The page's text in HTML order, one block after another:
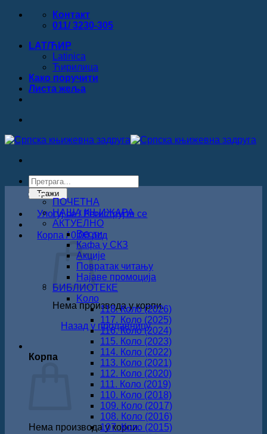
Прескочи
Контакт
011/ 3230-305
LAT/ЋИР
Latinica
Ћирилица
Како поручити
Листa жеља
Products
search
Тражи
Улогуј се / Региструјте се
Корпа /0.00рсд
Нема производа у корпи.
Назад у продавницу
Корпа
Нема производа у корпи.
ПОЧЕТНА
НАША КЊИЖАРА
АКТУЕЛНО
Вести
Кафа у СКЗ
Акције
Повратак читању
Најаве промоција
БИБЛИОТЕКЕ
Koло
118. Коло (2026)
117. Коло (2025)
116. Коло (2024)
115. Коло (2023)
114. Коло (2022)
113. Коло (2021)
112. Коло (2020)
111. Коло (2019)
110. Коло (2018)
109. Коло (2017)
108. Коло (2016)
107. Коло (2015)